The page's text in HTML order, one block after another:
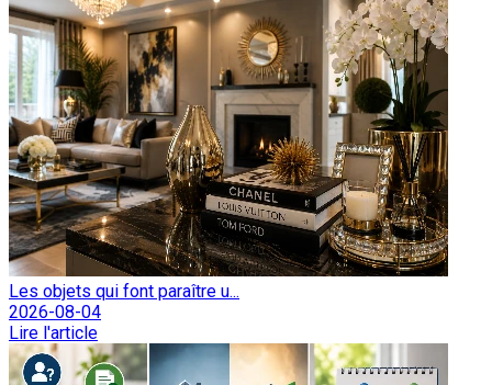
Les objets qui font paraître u...
2026-08-04
Lire l'article